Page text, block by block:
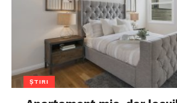
ȘTIRI